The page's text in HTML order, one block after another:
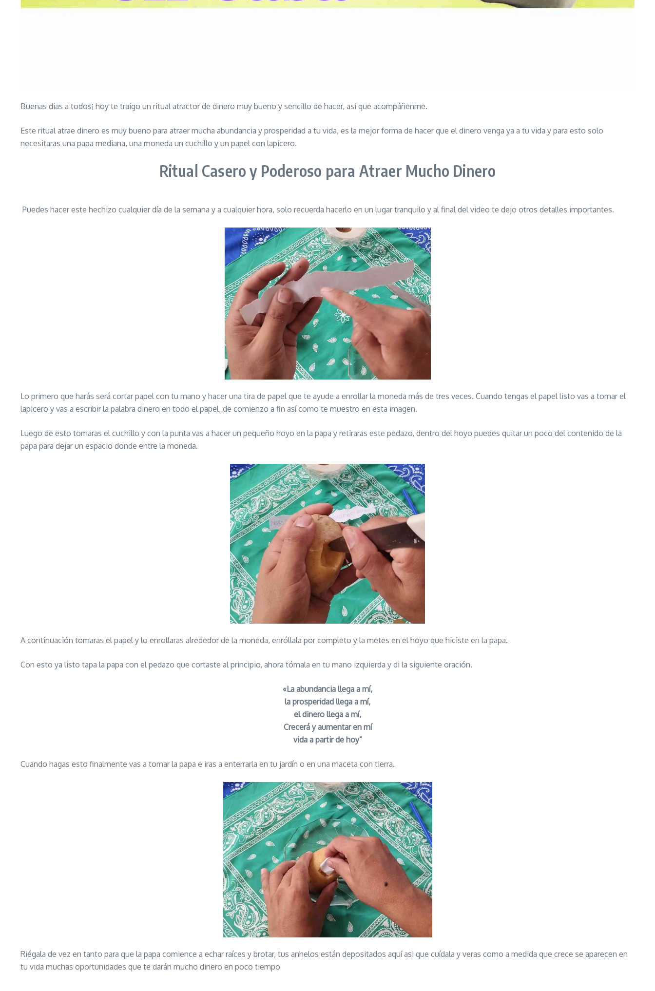
Buenas dias a todos¡ hoy te traigo un ritual atractor de dinero muy bueno y sencillo de hacer, asi que acompáñenme.
Este ritual atrae dinero es muy bueno para atraer mucha abundancia y prosperidad a tu vida, es la mejor forma de hacer que el dinero venga ya a tu vida y para esto solo
necesitaras una papa mediana, una moneda un cuchillo y un papel con lapicero.
Ritual Casero y Poderoso para Atraer Mucho Dinero
Puedes hacer este hechizo cualquier día de la semana y a cualquier hora, solo recuerda hacerlo en un lugar tranquilo y al final del video te dejo otros detalles importantes.
Lo primero que harás será cortar papel con tu mano y hacer una tira de papel que te ayude a enrollar la moneda más de tres veces. Cuando tengas el papel listo vas a tomar el
lapicero y vas a escribir la palabra dinero en todo el papel, de comienzo a fin así como te muestro en esta imagen.
Luego de esto tomaras el cuchillo y con la punta vas a hacer un pequeño hoyo en la papa y retiraras este pedazo, dentro del hoyo puedes quitar un poco del contenido de la
papa para dejar un espacio donde entre la moneda.
A continuación tomaras el papel y lo enrollaras alrededor de la moneda, enróllala por completo y la metes en el hoyo que hiciste en la papa.
Con esto ya listo tapa la papa con el pedazo que cortaste al principio, ahora tómala en tu mano izquierda y di la siguiente oración.
«La abundancia llega a mí,
la prosperidad llega a mí,
el dinero llega a mí,
Crecerá y aumentar en mí
vida a partir de hoy”
Cuando hagas esto finalmente vas a tomar la papa e iras a enterrarla en tu jardín o en una maceta con tierra.
Riégala de vez en tanto para que la papa comience a echar raíces y brotar, tus anhelos están depositados aquí asi que cuídala y veras como a medida que crece se aparecen en
tu vida muchas oportunidades que te darán mucho dinero en poco tiempo